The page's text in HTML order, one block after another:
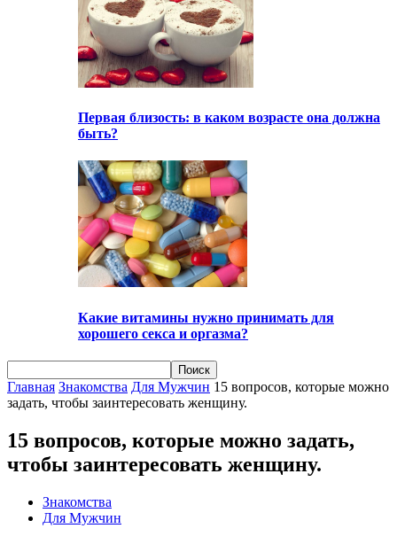
Первая близость: в каком возрасте она должна
быть?
Какие витамины нужно принимать для
хорошего секса и оргазма?
Главная Знакомства Для Мужчин 15 вопросов, которые можно
задать, чтобы заинтересовать женщину.
15 вопросов, которые можно задать,
чтобы заинтересовать женщину.
Знакомства
Для Мужчин